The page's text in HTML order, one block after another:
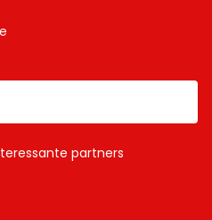
partners